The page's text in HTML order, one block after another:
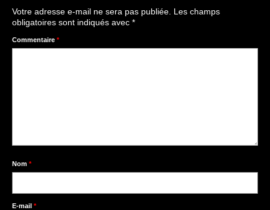
Votre adresse e-mail ne sera pas publiée. Les champs
obligatoires sont indiqués avec *
Commentaire *
Nom *
E-mail *